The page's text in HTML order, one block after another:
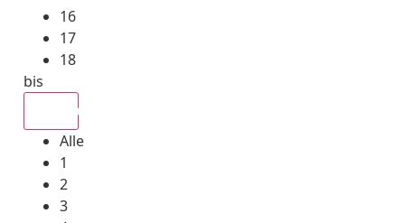
16
17
18
bis
Alle
1
2
3